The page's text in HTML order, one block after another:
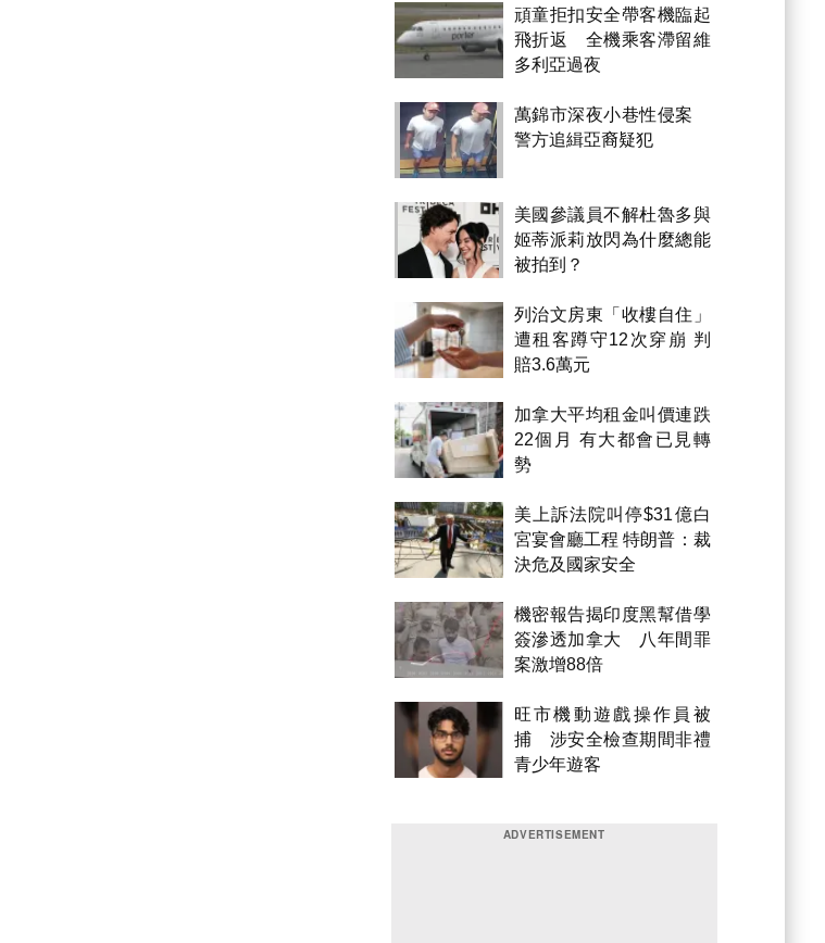
頑童拒扣安全帶客機臨起
飛折返 全機乘客滯留維
多利亞過夜
萬錦市深夜小巷性侵案
警方追緝亞裔疑犯
美國參議員不解杜魯多與
姬蒂派莉放閃為什麼總能
被拍到？
列治文房東「收樓自住」
遭租客蹲守12次穿崩 判
賠3.6萬元
加拿大平均租金叫價連跌
22個月 有大都會已見轉
勢
美上訴法院叫停$31億白
宮宴會廳工程 特朗普：裁
決危及國家安全
機密報告揭印度黑幫借學
簽滲透加拿大 八年間罪
案激增88倍
旺市機動遊戲操作員被
捕 涉安全檢查期間非禮
青少年遊客